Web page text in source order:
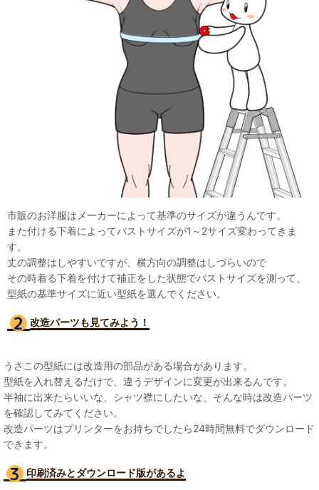
市販のお洋服はメーカーによって基準のサイズが違うんです。
また付ける下着によってバストサイズが1～2サイズ変わってきま
す。
丈の調整はしやすいですが、横方向の調整はしづらいので
その時着る下着を付けて補正をした状態でバストサイズを測って、
型紙の基準サイズに近い型紙を選んでください。
改造パーツも見てみよう！
うさこの型紙には改造用の部品がある場合があります。
型紙を入れ替えるだけで、違うデザインに変更が出来るんです。
半袖に出来たらいいな、シャツ襟にしたいな、そんな時は改造パーツ
を確認してみてください。
改造パーツはプリンターをお持ちでしたら24時間無料でダウンロード
できます。
印刷済みとダウンロード版があるよ